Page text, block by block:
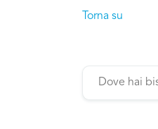
Torna su